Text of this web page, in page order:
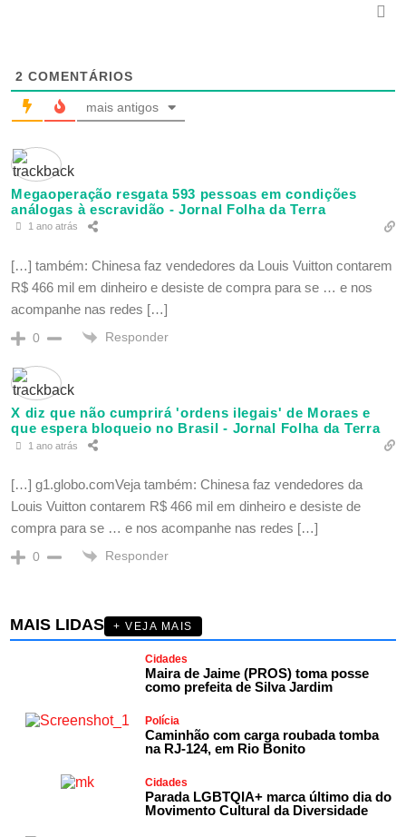
2 COMENTÁRIOS
mais antigos
Megaoperação resgata 593 pessoas em condições
análogas à escravidão - Jornal Folha da Terra
1 ano atrás
[…] também: Chinesa faz vendedores da Louis Vuitton contarem
R$ 466 mil em dinheiro e desiste de compra para se … e nos
acompanhe nas redes […]
0 Responder
X diz que não cumprirá 'ordens ilegais' de Moraes e
que espera bloqueio no Brasil - Jornal Folha da Terra
1 ano atrás
[…] g1.globo.comVeja também: Chinesa faz vendedores da
Louis Vuitton contarem R$ 466 mil em dinheiro e desiste de
compra para se … e nos acompanhe nas redes […]
0 Responder
MAIS LIDAS + VEJA MAIS
Cidades
Maira de Jaime (PROS) toma posse
como prefeita de Silva Jardim
Polícia
Caminhão com carga roubada tomba
na RJ-124, em Rio Bonito
Cidades
Parada LGBTQIA+ marca último dia do
Movimento Cultural da Diversidade